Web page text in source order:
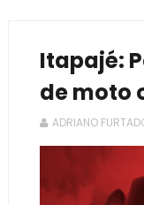
Itapajé:
de moto
ADRIANO